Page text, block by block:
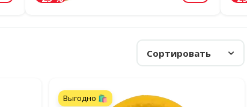
Сортировать
Выгодно 🛍️